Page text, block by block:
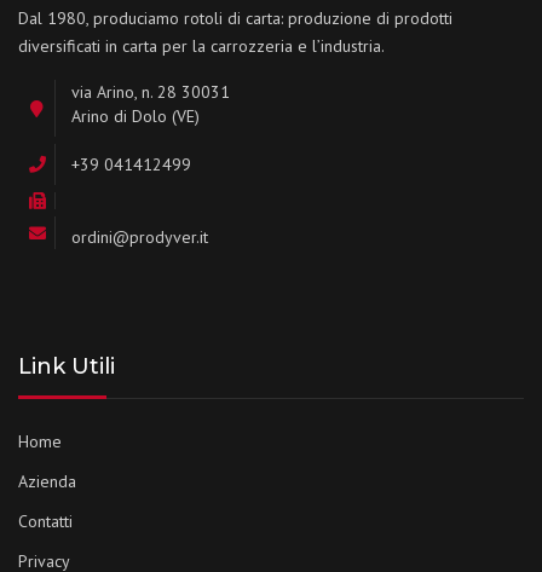
Dal 1980, produciamo rotoli di carta: produzione di prodotti
diversificati in carta per la carrozzeria e l’industria.
via Arino, n. 28 30031
Arino di Dolo (VE)
+39 041412499
ordini@prodyver.it
Link Utili
Home
Azienda
Contatti
Privacy